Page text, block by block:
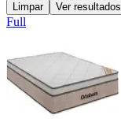
Limpar
Ver resultados
Full